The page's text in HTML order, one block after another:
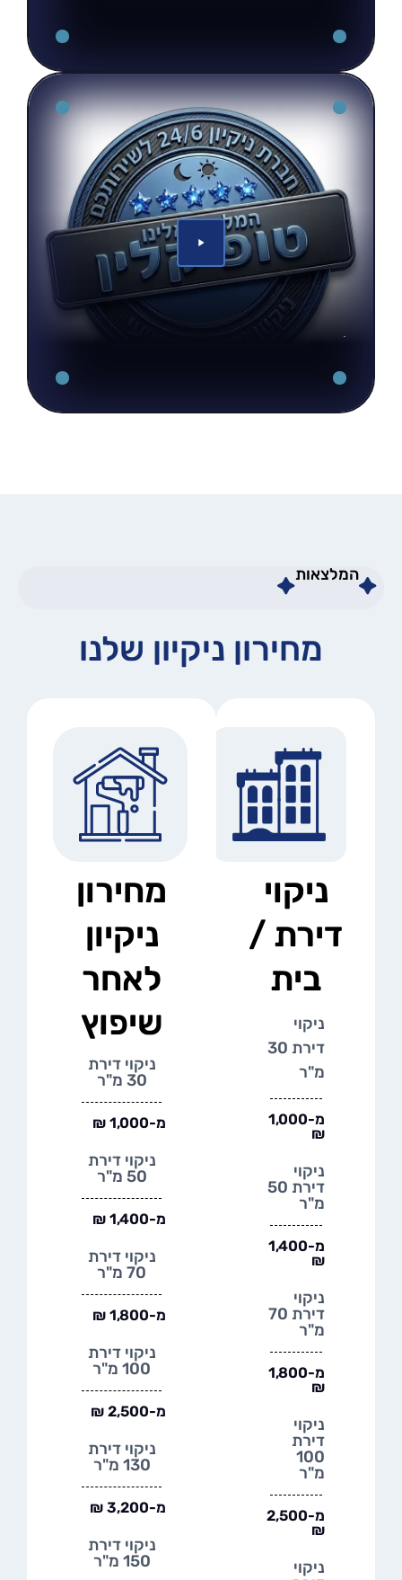
המלצאות
מחירון ניקיון שלנו
ניקוי
דירת /
בית
ניקוי
דירת 30
מ"ר
מ-1,000
₪
ניקוי
דירת 50
מ"ר
מ-1,400
₪
ניקוי
דירת 70
מ"ר
מ-1,800
₪
ניקוי
דירת
100
מ"ר
מ-2,500
₪
ניקוי
מחירון
ניקיון
לאחר
שיפוץ
ניקוי דירת
30 מ"ר
מ-1,000 ₪
ניקוי דירת
50 מ"ר
מ-1,400 ₪
ניקוי דירת
70 מ"ר
מ-1,800 ₪
ניקוי דירת
100 מ"ר
מ-2,500 ₪
ניקוי דירת
130 מ"ר
מ-3,200 ₪
ניקוי דירת
150 מ"ר